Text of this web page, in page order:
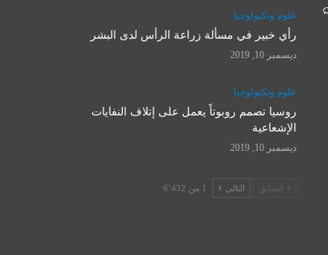
روسيا تصمم روبوتاً يعمل على
إتلاف النفايات الإشعاعية
علوم وتكنولوجيا
رأي خبير في مسألة زراعة الرأس لدى البشر
ديسمبر 10, 2019
علوم وتكنولوجيا
روسيا تصمم روبوتاً يعمل على إتلاف النفايات
الإشعاعية
ديسمبر 10, 2019
السابق التالي 1 من 6٬432